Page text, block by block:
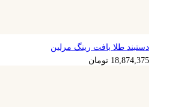
4,718,594 تومان
دستبند طلا بافت رینگ مرلین
18,874,375 تومان